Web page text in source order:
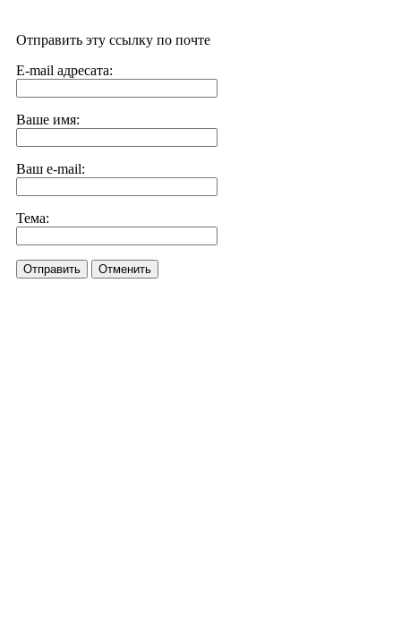
Отправить эту ссылку по почте
E-mail адресата:
Ваше имя:
Ваш e-mail:
Тема:
Отправить Отменить